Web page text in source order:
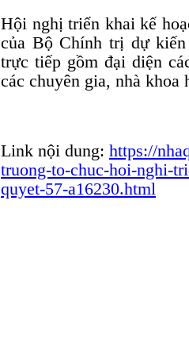
Hội nghị triển khai kế
của Bộ Chính trị dự
trực tiếp gồm đại diện
các chuyên gia, nhà
Link nội dung: https://
truong-to-chuc-hoi-nghi-
quyet-57-a16230.html